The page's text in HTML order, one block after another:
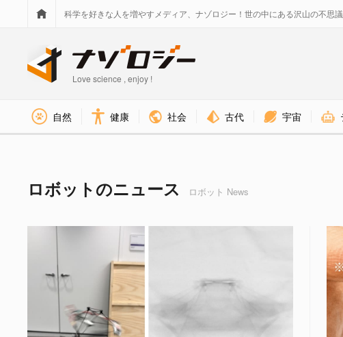
科学を好きな人を増やすメディア、ナゾロジー！世の中にある沢山の不思
Love science , enjoy !
自然 健康 社会 古代 宇宙
ロボットのニュース ロボット News